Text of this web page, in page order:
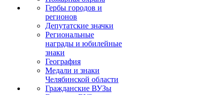
Гербы городов и
регионов
Депутатские значки
Региональные
награды и юбилейные
знаки
География
Медали и знаки
Челябинской области
Гражданские ВУЗы